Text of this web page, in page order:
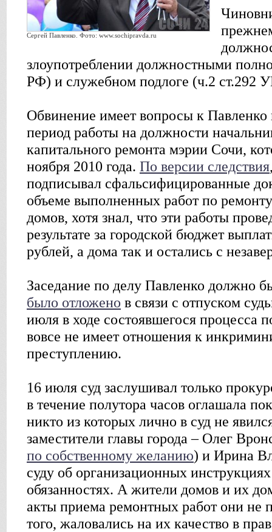
Сергей Павленко. Фото: www.sochipravda.ru
злоупотреблении должностными
РФ) и служебном подлоге (ч.2 ст.292
Обвинение имеет вопросы к Павленко
период работы на должности
капитального ремонта мэрии Сочи,
ноября 2010 года. По версии следствия
подписывал сфальсифицированные
объеме выполненных работ по
домов, хотя знал, что эти работы
результате за городской бюджет
рублей, а дома так и остались с
Заседание по делу Павленко должно
было отложено в связи с отпуском
июля в ходе состоявшегося процесса
вовсе не имеет отношения к
преступлению.
16 июля суд заслушивал только
в течение полутора часов оглашала
никто из которых лично в суд не
заместители главы города – Олег
по собственному желанию) и Ирина
суду об организационных
обязанностях. А жители домов и их
акты приема ремонтных работ они не
того, жаловались на их качество в